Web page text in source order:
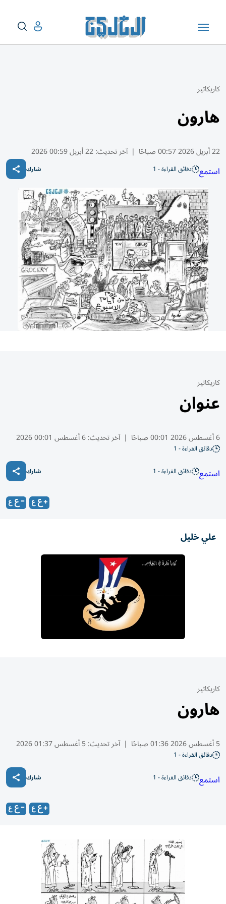
كاريكاتير
هارون
22 أبريل 2026 00:57 صباحًا | آخر تحديث:22 أبريل 00:59 2026
استمع دقائق القراءة - 1 شارك
كاريكاتير
عنوان
6 أغسطس 2026 00:01 صباحًا | آخر تحديث:6 أغسطس 00:01 2026
دقائق القراءة - 1
استمع دقائق القراءة - 1 شارك
علي خليل
كاريكاتير
هارون
5 أغسطس 2026 01:36 صباحًا | آخر تحديث:5 أغسطس 01:37 2026
دقائق القراءة - 1
استمع دقائق القراءة - 1 شارك